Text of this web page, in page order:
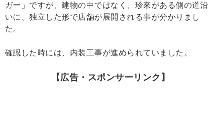
ガー」ですが、建物の中ではなく、珍來がある側の道沿
いに、独立した形で店舗が展開される事が分かりまし
た。
確認した時には、内装工事が進められていました。
【広告・スポンサーリンク】